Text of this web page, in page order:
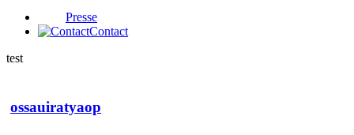
Presse
Contact
test
ossauiratyaop